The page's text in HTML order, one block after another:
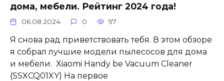
дома, мебели. Рейтинг 2024 года!
06.08.2024 0 97
Я снова рад приветствовать тебя. В этом обзоре
я собрал лучшие модели пылесосов для дома
и мебели. Xiaomi Handy be Vacuum Cleaner
(SSXCQ01XY) На первое